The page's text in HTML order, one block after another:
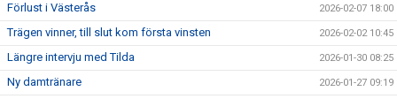
Förlust i Västerås 2026-02-07 18:00
Trägen vinner, till slut kom första vinsten 2026-02-02 10:45
Längre intervju med Tilda 2026-01-30 08:25
Ny damtränare 2026-01-27 09:19